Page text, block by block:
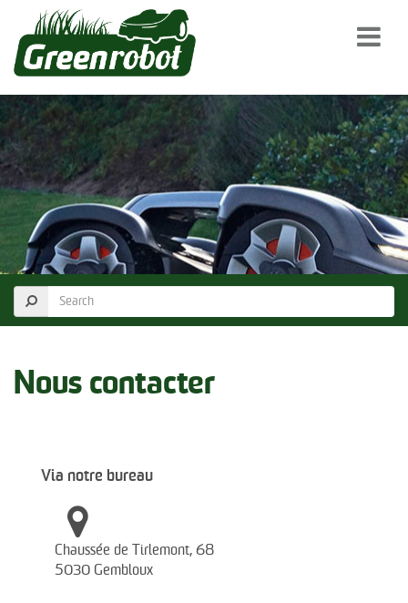
Nous contacter
Via notre bureau
Chaussée de Tirlemont, 68
5030 Gembloux